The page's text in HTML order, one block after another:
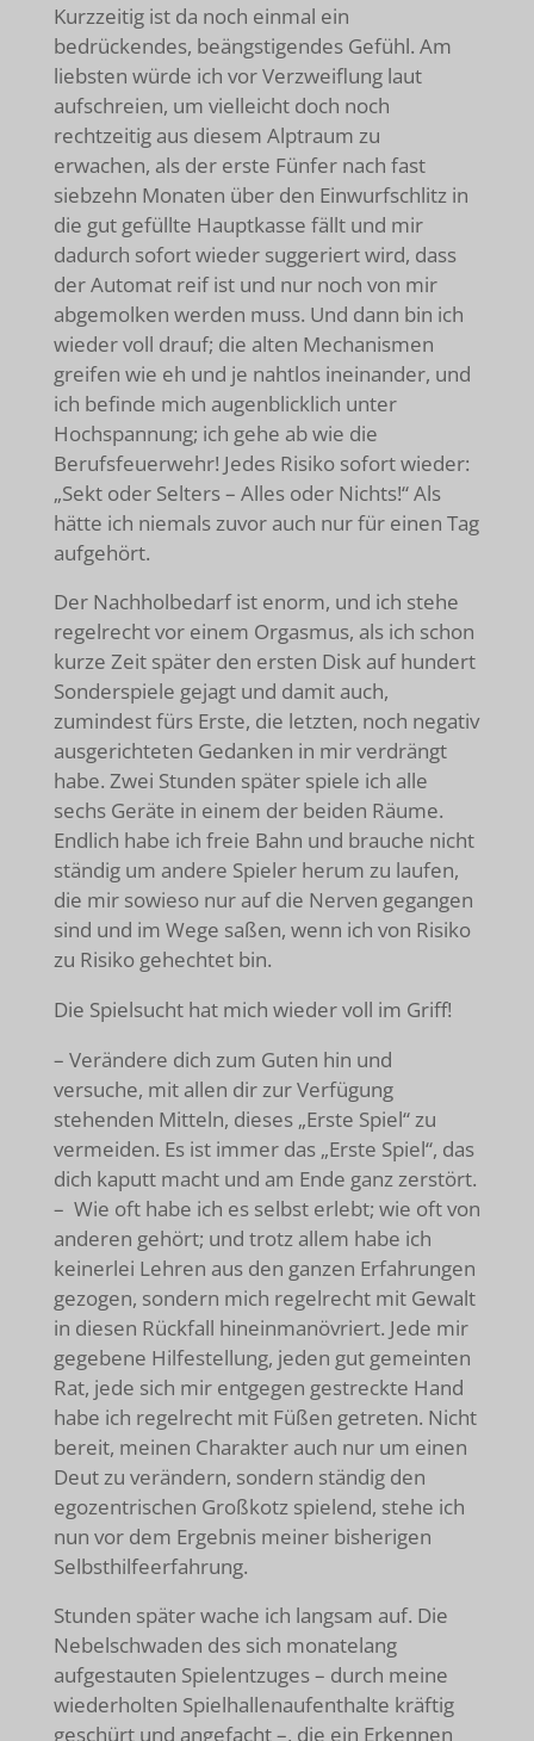
Kurzzeitig ist da noch einmal ein
bedrückendes, beängstigendes Gefühl. Am
liebsten würde ich vor Verzweiflung laut
aufschreien, um vielleicht doch noch
rechtzeitig aus diesem Alptraum zu
erwachen, als der erste Fünfer nach fast
siebzehn Monaten über den Einwurfschlitz in
die gut gefüllte Hauptkasse fällt und mir
dadurch sofort wieder suggeriert wird, dass
der Automat reif ist und nur noch von mir
abgemolken werden muss. Und dann bin ich
wieder voll drauf; die alten Mechanismen
greifen wie eh und je nahtlos ineinander, und
ich befinde mich augenblicklich unter
Hochspannung; ich gehe ab wie die
Berufsfeuerwehr! Jedes Risiko sofort wieder:
„Sekt oder Selters – Alles oder Nichts!“ Als
hätte ich niemals zuvor auch nur für einen Tag
aufgehört.
Der Nachholbedarf ist enorm, und ich stehe
regelrecht vor einem Orgasmus, als ich schon
kurze Zeit später den ersten Disk auf hundert
Sonderspiele gejagt und damit auch,
zumindest fürs Erste, die letzten, noch negativ
ausgerichteten Gedanken in mir verdrängt
habe. Zwei Stunden später spiele ich alle
sechs Geräte in einem der beiden Räume.
Endlich habe ich freie Bahn und brauche nicht
ständig um andere Spieler herum zu laufen,
die mir sowieso nur auf die Nerven gegangen
sind und im Wege saßen, wenn ich von Risiko
zu Risiko gehechtet bin.
Die Spielsucht hat mich wieder voll im Griff!
– Verändere dich zum Guten hin und
versuche, mit allen dir zur Verfügung
stehenden Mitteln, dieses „Erste Spiel“ zu
vermeiden. Es ist immer das „Erste Spiel“, das
dich kaputt macht und am Ende ganz zerstört.
– Wie oft habe ich es selbst erlebt; wie oft von
anderen gehört; und trotz allem habe ich
keinerlei Lehren aus den ganzen Erfahrungen
gezogen, sondern mich regelrecht mit Gewalt
in diesen Rückfall hineinmanövriert. Jede mir
gegebene Hilfestellung, jeden gut gemeinten
Rat, jede sich mir entgegen gestreckte Hand
habe ich regelrecht mit Füßen getreten. Nicht
bereit, meinen Charakter auch nur um einen
Deut zu verändern, sondern ständig den
egozentrischen Großkotz spielend, stehe ich
nun vor dem Ergebnis meiner bisherigen
Selbsthilfeerfahrung.
Stunden später wache ich langsam auf. Die
Nebelschwaden des sich monatelang
aufgestauten Spielentzuges – durch meine
wiederholten Spielhallenaufenthalte kräftig
geschürt und angefacht –, die ein Erkennen